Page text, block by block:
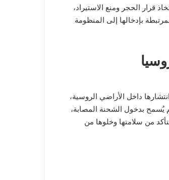
قرار الحجر ومنع الاستيراد،
بإدخالها إلى المنظومة
داخل الأراضي الروسية،
يُسمح بدخول الشحنة المصابة،
من سلامتها وخلوها من